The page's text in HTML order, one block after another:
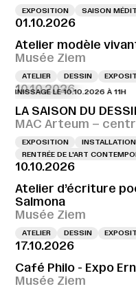
EXPOSITION SAISON
01.10.2026
Atelier modèle
Musée Ziem
ATELIER DESSIN
10.10.2026
LE 10.10.2026 À 11H
LA SAISON DU
MAC Arteum –
EXPOSITION INSTALLATION
RENTRÉE DE L'ART
10.10.2026
Atelier d’écriture
Salmona
Musée Ziem
ATELIER DESSIN
17.10.2026
Café Philo - Expo
Musée Ziem